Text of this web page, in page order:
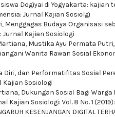
Dogiyai di Yogyakarta:
Jurnal Kajian Sosiolgi
Menggagas Budaya Organisasi
Jurnal Kajian Sosiologi
Mustika Ayu Permata Putri,
Wanita Rawan Sosial
Diri, dan Performatifitas Sosial
Kajian Sosiologi
Dukungan Sosial Bagi Warga
Kajian Sosiologi: Vol. 8 No. 1
KESENJANGAN DIGITAL